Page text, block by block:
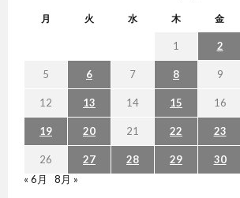
月 火 水 木 金
1 2
5 6 7 8 9
12 13 14 15 16
19 20 21 22 23
26 27 28 29 30
« 6月
8月 »